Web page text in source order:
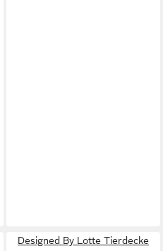
Designed By Lotte Tierdecke